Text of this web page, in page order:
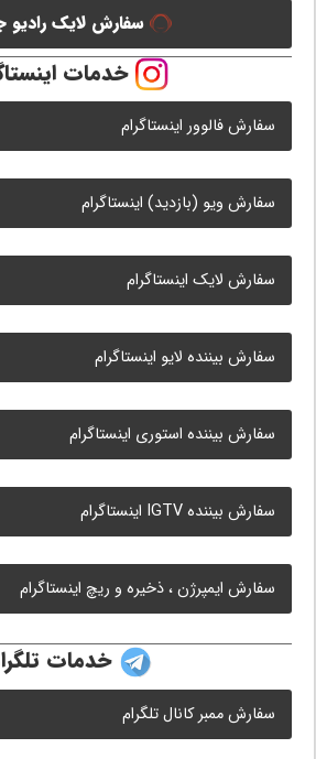
سفارش لایک رادیو
خدمات
سفارش فالوور اینستاگرام
سفارش ویو (بازدید) اینستاگرام
سفارش لایک اینستاگرام
سفارش بیننده لایو اینستاگرام
سفارش بیننده استوری اینستاگرام
سفارش بیننده IGTV اینستاگرام
سفارش ایمپرژن ، ذخیره و ریچ اینستاگرام
خدمات
سفارش ممبر کانال تلگرام